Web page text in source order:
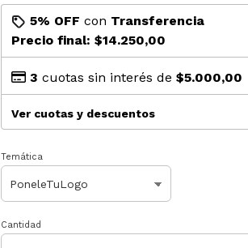
5% OFF con Transferencia
Precio final: $14.250,00
3 cuotas sin interés de $5.000,00
Ver cuotas y descuentos
Temática
Cantidad